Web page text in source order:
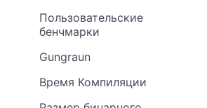
Пользовательские
бенчмарки
Gungraun
Время Компиляции